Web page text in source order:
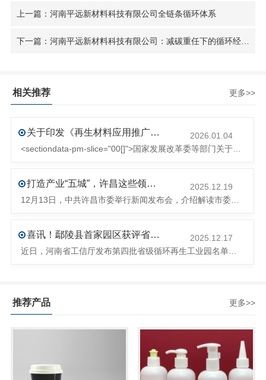
上一篇：河南平远新材料科技有限公司全链条循环体系
下一篇：河南平远新材料科技有限公司：减碳重任下的循环经济推进者
相关推荐 更多>>
关于印发《再生材料应用推广行动方案》的通知(发改环资〔2025〕1681号)
2026.01.04
打造产业“五城”，许昌这些领域将迎来大发展！
2025.12.19
喜讯！鄢陵县首家园区获评省级循环再生工业园
2025.12.17
推荐产品 更多>>